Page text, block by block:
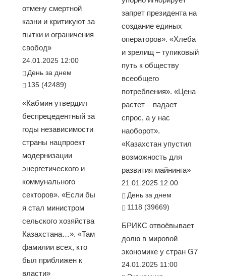
отмену смертной
казни и критикуют за
пытки и ограничения
свобод»
24.01.2025 12:00
День за днем
135 (42489)
«Кабмин утвердил
беспрецедентный за
годы независимости
страны нацпроект
модернизации
энергетического и
коммунального
секторов». «Если бы
я стал министром
сельского хозяйства
Казахстана…». «Там
фамилии всех, кто
был приближен к
власти»
запрет президента на
создание единых
операторов». «Хлеба
и зрелищ – тупиковый
путь к обществу
всеобщего
потребления». «Цена
растет – падает
спрос, а у нас
наоборот».
«Казахстан упустил
возможность для
развития майнинга»
21.01.2025 12:00
День за днем
1118 (39669)
БРИКС отвоёвывает
долю в мировой
экономике у стран G7
24.01.2025 11:00